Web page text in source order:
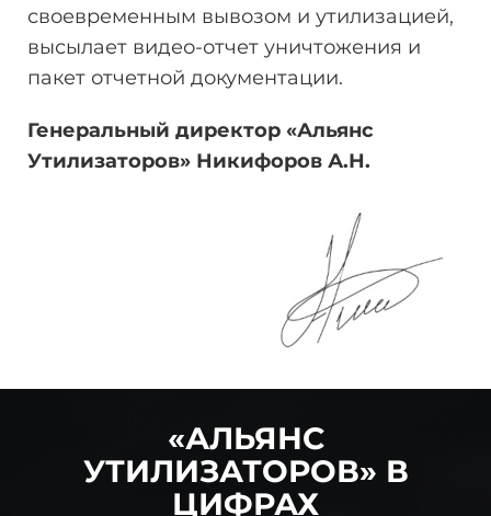
своевременным вывозом и утилизацией,
высылает видео-отчет уничтожения и
пакет отчетной документации.
Генеральный директор «Альянс
Утилизаторов» Никифоров А.Н.
«АЛЬЯНС
УТИЛИЗАТОРОВ» В
ЦИФРАХ